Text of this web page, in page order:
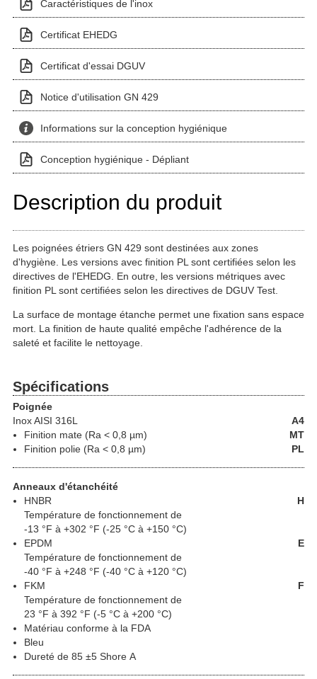
Caractéristiques de l'inox
Certificat EHEDG
Certificat d'essai DGUV
Notice d'utilisation GN 429
Informations sur la conception hygiénique
Conception hygiénique - Dépliant
Description du produit
Les poignées étriers GN 429 sont destinées aux zones
d'hygiène. Les versions avec finition PL sont certifiées selon les
directives de l'EHEDG. En outre, les versions métriques avec
finition PL sont certifiées selon les directives de DGUV Test.
La surface de montage étanche permet une fixation sans espace
mort. La finition de haute qualité empêche l'adhérence de la
saleté et facilite le nettoyage.
Spécifications
Poignée
Inox
A4
AISI 316L
Finition mate (Ra < 0,8 µm)
MT
Finition polie (Ra < 0,8 µm)
PL
Anneaux d'étanchéité
HNBR
H
Température de fonctionnement de
-13 °F à +302 °F (-25 °C à +150 °C)
EPDM
E
Température de fonctionnement de
-40 °F à +248 °F (-40 °C à +120 °C)
FKM
F
Température de fonctionnement de
23 °F à 392 °F (-5 °C à +200 °C)
Matériau conforme à la FDA
Bleu
Dureté de 85 ±5 Shore A